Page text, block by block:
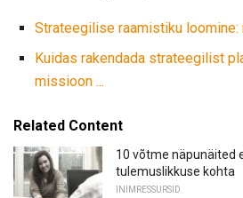
Strateegilise raamistiku loomine:
Kuidas rakendada strateegilist
missioon ...
Related Content
10 võtme näpunäited
tulemuslikkuse kohta
INIMRESSURSID